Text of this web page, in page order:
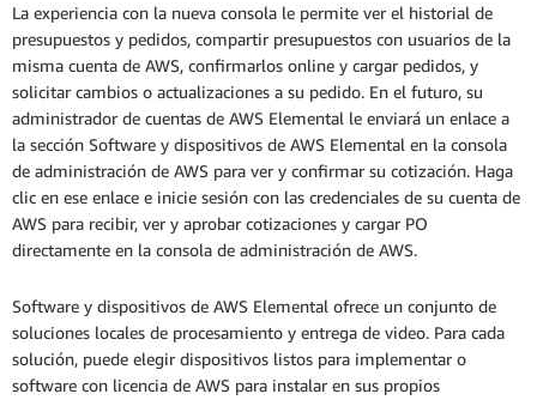
La experiencia con la nueva consola le permite ver el historial de
presupuestos y pedidos, compartir presupuestos con usuarios de la
misma cuenta de AWS, confirmarlos online y cargar pedidos, y
solicitar cambios o actualizaciones a su pedido. En el futuro, su
administrador de cuentas de AWS Elemental le enviará un enlace a
la sección Software y dispositivos de AWS Elemental en la consola
de administración de AWS para ver y confirmar su cotización. Haga
clic en ese enlace e inicie sesión con las credenciales de su cuenta de
AWS para recibir, ver y aprobar cotizaciones y cargar PO
directamente en la consola de administración de AWS.
Software y dispositivos de AWS Elemental ofrece un conjunto de
soluciones locales de procesamiento y entrega de video. Para cada
solución, puede elegir dispositivos listos para implementar o
software con licencia de AWS para instalar en sus propios